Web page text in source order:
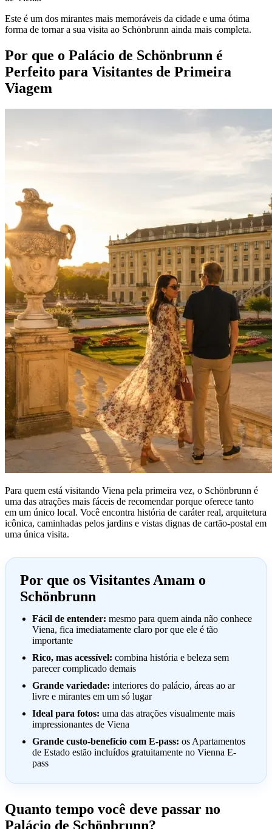
Este é um dos mirantes mais memoráveis da cidade e uma ótima
forma de tornar a sua visita ao Schönbrunn ainda mais completa.
Por que o Palácio de Schönbrunn é
Perfeito para Visitantes de Primeira
Viagem
Para quem está visitando Viena pela primeira vez, o Schönbrunn é
uma das atrações mais fáceis de recomendar porque oferece tanto
em um único local. Você encontra história de caráter real, arquitetura
icônica, caminhadas pelos jardins e vistas dignas de cartão-postal em
uma única visita.
Por que os Visitantes Amam o
Schönbrunn
Fácil de entender: mesmo para quem ainda não conhece
Viena, fica imediatamente claro por que ele é tão
importante
Rico, mas acessível: combina história e beleza sem
parecer complicado demais
Grande variedade: interiores do palácio, áreas ao ar
livre e mirantes em um só lugar
Ideal para fotos: uma das atrações visualmente mais
impressionantes de Viena
Grande custo-benefício com E-pass: os Apartamentos
de Estado estão incluídos gratuitamente no Vienna E-
pass
Quanto tempo você deve passar no
Palácio de Schönbrunn?